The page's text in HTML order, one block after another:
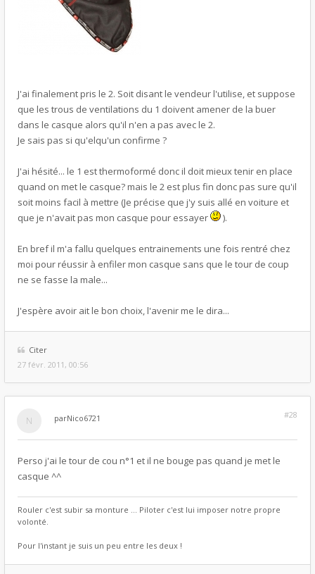
J'ai finalement pris le 2. Soit disant le vendeur l'utilise, et suppose
que les trous de ventilations du 1 doivent amener de la buer
dans le casque alors qu'il n'en a pas avec le 2.
Je sais pas si qu'elqu'un confirme ?
J'ai hésité... le 1 est thermoformé donc il doit mieux tenir en place
quand on met le casque? mais le 2 est plus fin donc pas sure qu'il
soit moins facil à mettre (Je précise que j'y suis allé en voiture et
que je n'avait pas mon casque pour essayer
).
En bref il m'a fallu quelques entrainements une fois rentré chez
moi pour réussir à enfiler mon casque sans que le tour de coup
ne se fasse la male...
J'espère avoir ait le bon choix, l'avenir me le dira...
Citer
27 févr. 2011, 00:56
#28
parNico6721
Perso j'ai le tour de cou n°1 et il ne bouge pas quand je met le
casque ^^
Rouler c'est subir sa monture ... Piloter c'est lui imposer notre propre
volonté.
Pour l'instant je suis un peu entre les deux !